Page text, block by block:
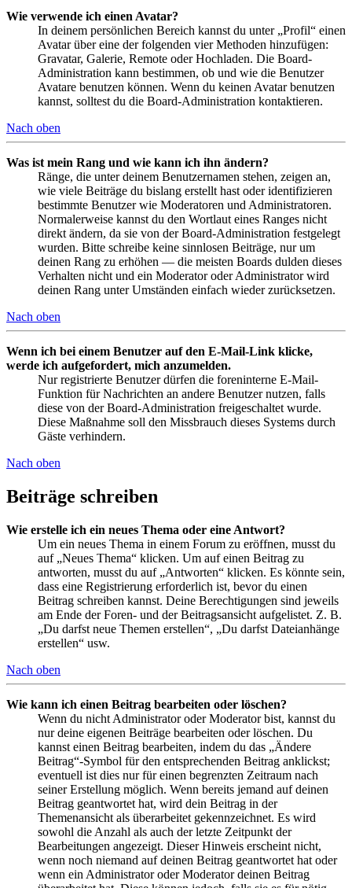
Wie verwende ich einen Avatar?
In deinem persönlichen Bereich kannst du unter „Profil“ einen
Avatar über eine der folgenden vier Methoden hinzufügen:
Gravatar, Galerie, Remote oder Hochladen. Die Board-
Administration kann bestimmen, ob und wie die Benutzer
Avatare benutzen können. Wenn du keinen Avatar benutzen
kannst, solltest du die Board-Administration kontaktieren.
Nach oben
Was ist mein Rang und wie kann ich ihn ändern?
Ränge, die unter deinem Benutzernamen stehen, zeigen an,
wie viele Beiträge du bislang erstellt hast oder identifizieren
bestimmte Benutzer wie Moderatoren und Administratoren.
Normalerweise kannst du den Wortlaut eines Ranges nicht
direkt ändern, da sie von der Board-Administration festgelegt
wurden. Bitte schreibe keine sinnlosen Beiträge, nur um
deinen Rang zu erhöhen — die meisten Boards dulden dieses
Verhalten nicht und ein Moderator oder Administrator wird
deinen Rang unter Umständen einfach wieder zurücksetzen.
Nach oben
Wenn ich bei einem Benutzer auf den E-Mail-Link klicke,
werde ich aufgefordert, mich anzumelden.
Nur registrierte Benutzer dürfen die foreninterne E-Mail-
Funktion für Nachrichten an andere Benutzer nutzen, falls
diese von der Board-Administration freigeschaltet wurde.
Diese Maßnahme soll den Missbrauch dieses Systems durch
Gäste verhindern.
Nach oben
Beiträge schreiben
Wie erstelle ich ein neues Thema oder eine Antwort?
Um ein neues Thema in einem Forum zu eröffnen, musst du
auf „Neues Thema“ klicken. Um auf einen Beitrag zu
antworten, musst du auf „Antworten“ klicken. Es könnte sein,
dass eine Registrierung erforderlich ist, bevor du einen
Beitrag schreiben kannst. Deine Berechtigungen sind jeweils
am Ende der Foren- und der Beitragsansicht aufgelistet. Z. B.
„Du darfst neue Themen erstellen“, „Du darfst Dateianhänge
erstellen“ usw.
Nach oben
Wie kann ich einen Beitrag bearbeiten oder löschen?
Wenn du nicht Administrator oder Moderator bist, kannst du
nur deine eigenen Beiträge bearbeiten oder löschen. Du
kannst einen Beitrag bearbeiten, indem du das „Ändere
Beitrag“-Symbol für den entsprechenden Beitrag anklickst;
eventuell ist dies nur für einen begrenzten Zeitraum nach
seiner Erstellung möglich. Wenn bereits jemand auf deinen
Beitrag geantwortet hat, wird dein Beitrag in der
Themenansicht als überarbeitet gekennzeichnet. Es wird
sowohl die Anzahl als auch der letzte Zeitpunkt der
Bearbeitungen angezeigt. Dieser Hinweis erscheint nicht,
wenn noch niemand auf deinen Beitrag geantwortet hat oder
wenn ein Administrator oder Moderator deinen Beitrag